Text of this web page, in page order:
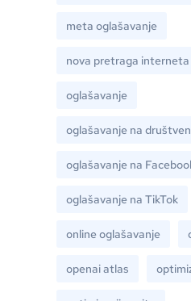
meta oglašavanje
nova pretraga interneta
oglašavanje
oglašavanje na
oglašavanje na
oglašavanje na TikTok
online oglašavanje
openai atlas